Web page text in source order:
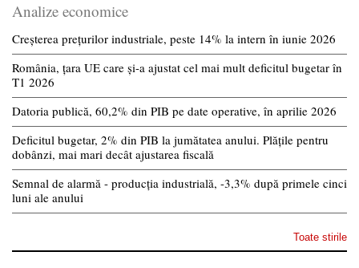
Analize economice
Creșterea prețurilor industriale, peste 14% la intern în iunie 2026
România, țara UE care și-a ajustat cel mai mult deficitul bugetar în
T1 2026
Datoria publică, 60,2% din PIB pe date operative, în aprilie 2026
Deficitul bugetar, 2% din PIB la jumătatea anului. Plățile pentru
dobânzi, mai mari decât ajustarea fiscală
Semnal de alarmă - producția industrială, -3,3% după primele cinci
luni ale anului
Toate stirile